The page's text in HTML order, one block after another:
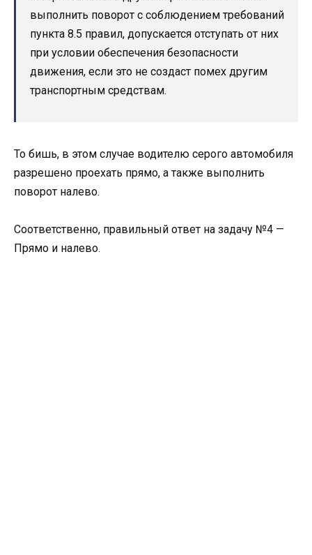
выполнить поворот с соблюдением требований
пункта 8.5 правил, допускается отступать от них
при условии обеспечения безопасности
движения, если это не создаст помех другим
транспортным средствам.
То бишь, в этом случае водителю серого автомобиля
разрешено проехать прямо, а также выполнить
поворот налево.
Соответственно, правильный ответ на задачу №4 —
Прямо и налево.